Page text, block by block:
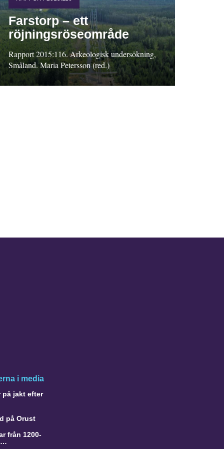
Farstorp – ett
röjningsröseområde
Rapport 2015:116. Arkeologisk undersökning,
Småland. Maria Petersson (red.)
i media
på jakt efter
på Orust
från 1200-